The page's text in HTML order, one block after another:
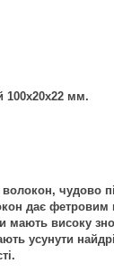
мм.
чудово
дає фетровим
мають високу
усунути